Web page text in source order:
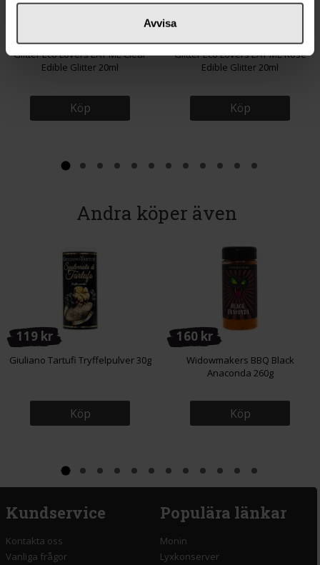
Avvisa
Glitter Eco Lovers EAT ME Clear
Edible Glitter 20ml
Köp
188 kr
Glitter Eco Lovers EAT ME Rose
Edible Glitter 20ml
Köp
Andra köper även
119 kr
Giuliano Tartufi Tryffelpulver 30g
Köp
160 kr
Widowmakers BBQ Black
Anaconda 260g
Köp
Kundservice
Kontakta oss
Vanliga frågor
Populära länkar
Monin
Lyxkonserver